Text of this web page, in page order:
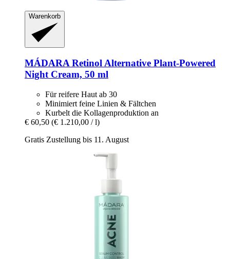
Warenkorb
MÁDARA Retinol Alternative Plant-​Powered
Night Cream, 50 ml
Für reifere Haut ab 30
Minimiert feine Linien & Fältchen
Kurbelt die Kollagenproduktion an
€ 60,50 (€ 1.210,00 / l)
Gratis Zustellung bis 11. August